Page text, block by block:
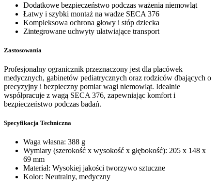
Dodatkowe bezpieczeństwo podczas ważenia niemowląt
Łatwy i szybki montaż na wadze SECA 376
Kompleksowa ochrona głowy i stóp dziecka
Zintegrowane uchwyty ułatwiające transport
Zastosowania
Profesjonalny ogranicznik przeznaczony jest dla placówek
medycznych, gabinetów pediatrycznych oraz rodziców dbających o
precyzyjny i bezpieczny pomiar wagi niemowląt. Idealnie
współpracuje z wagą SECA 376, zapewniając komfort i
bezpieczeństwo podczas badań.
Specyfikacja Techniczna
Waga własna: 388 g
Wymiary (szerokość x wysokość x głębokość): 205 x 148 x
69 mm
Materiał: Wysokiej jakości tworzywo sztuczne
Kolor: Neutralny, medyczny